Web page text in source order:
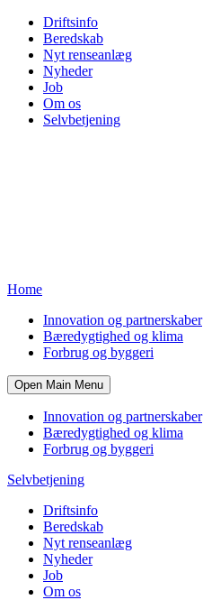
Driftsinfo
Beredskab
Nyt renseanlæg
Nyheder
Job
Om os
Selvbetjening
Home
Innovation og partnerskaber
Bæredygtighed og klima
Forbrug og byggeri
Open Main Menu
Innovation og partnerskaber
Bæredygtighed og klima
Forbrug og byggeri
Selvbetjening
Driftsinfo
Beredskab
Nyt renseanlæg
Nyheder
Job
Om os